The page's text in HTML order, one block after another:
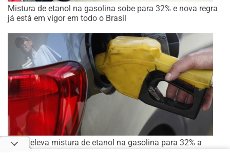
Mistura de etanol na gasolina sobe para 32% e nova regra
já está em vigor em todo o Brasil
Brasil eleva mistura de etanol na gasolina para 32% a